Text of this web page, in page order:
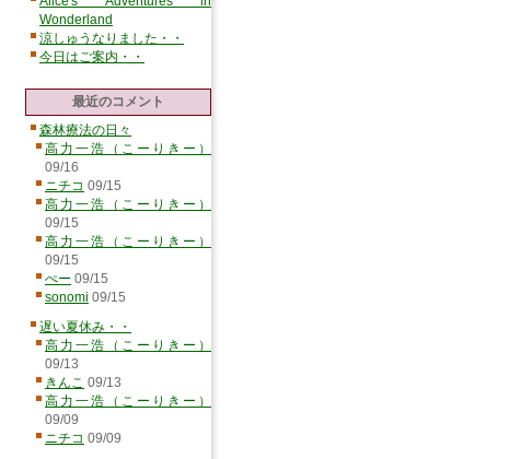
Wonderland
涼しゅうなりました・・
今日はご案内・・
最近のコメント
森林療法の日々
高力一浩（こーりきー）
09/16
ニチコ 09/15
高力一浩（こーりきー）
09/15
高力一浩（こーりきー）
09/15
ぺー 09/15
sonomi 09/15
遅い夏休み・・
高力一浩（こーりきー）
09/13
きんこ 09/13
高力一浩（こーりきー）
09/09
ニチコ 09/09